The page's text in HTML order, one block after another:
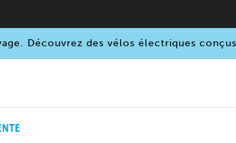
Découvrez des vélos électriques